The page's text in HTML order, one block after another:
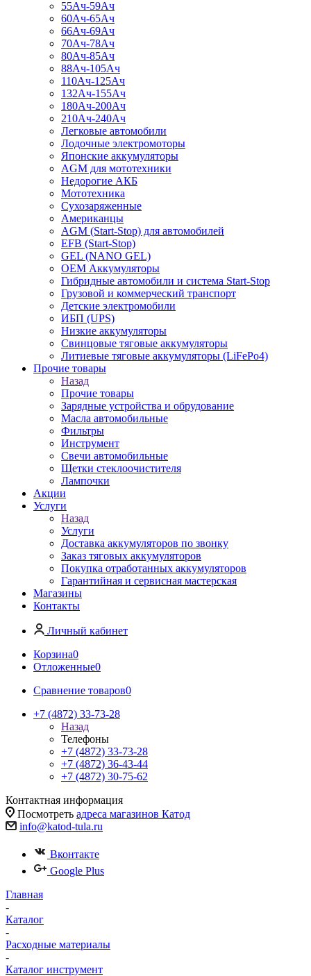
55Ач-59Ач
60Ач-65Ач
66Ач-69Ач
70Ач-78Ач
80Ач-85Ач
88Ач-105Ач
110Ач-125Ач
132Ач-155Ач
180Ач-200Ач
210Ач-240Ач
Легковые автомобили
Лодочные электромоторы
Японские аккумуляторы
AGM для мототехники
Недорогие АКБ
Мототехника
Сухозаряженные
Американцы
AGM (Start-Stop) для автомобилей
EFB (Start-Stop)
GEL (NANO GEL)
OEM Аккумуляторы
Гибридные автомобили и система Start-Stop
Грузовой и коммерческий транспорт
Детские электромобили
ИБП (UPS)
Низкие аккумуляторы
Свинцовые тяговые аккумуляторы
Литиевые тяговые аккумуляторы (LiFePo4)
Прочие товары
Назад
Прочие товары
Зарядные устройства и обрудование
Масла автомобильные
Фильтры
Инструмент
Свечи автомобильные
Щетки стеклоочистителя
Лампочки
Акции
Услуги
Назад
Услуги
Доставка аккумуляторов по звонку
Заказ тяговых аккумуляторов
Покупка отработанных аккумуляторов
Гарантийная и сервисная мастерская
Магазины
Контакты
Личный кабинет
Корзина0
Отложенные0
Сравнение товаров0
+7 (4872) 33-73-28
Назад
Телефоны
+7 (4872) 33-73-28
+7 (4872) 36-43-44
+7 (4872) 30-75-62
Контактная информация
Посмотреть адреса магазинов Катод
info@katod-tula.ru
Вконтакте
Google Plus
Главная
-
Каталог
-
Расходные материалы
-
Каталог инструмент